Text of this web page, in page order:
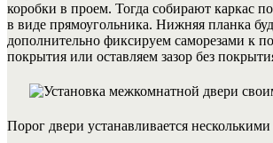
коробки в проем. Тогда собирают каркас
в виде прямоугольника. Нижняя планка
дополнительно фиксируем саморезами к
покрытия или оставляем зазор без
Порог двери устанавливается